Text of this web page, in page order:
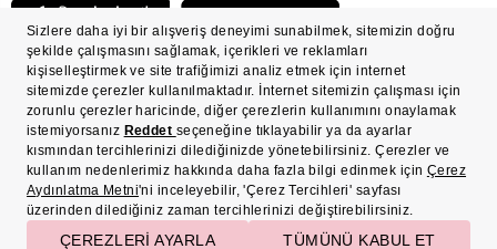
© Victoria's Secret Shaya Mağazacılık A.Ş. Franchise lisansı aracılığıyla işletilen ticari
markasıdır. Her hakkı saklıdır.
Süreç Bazlı Müşteri Aydınlatma Metni
Üyelik ve Gizlilik Sözleşmesi
İşlem Rehberi